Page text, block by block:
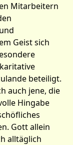
Mitarbeitern
Geist sich
beteiligt.
auch jene, die
Hingabe
Gott allein
alltäglich